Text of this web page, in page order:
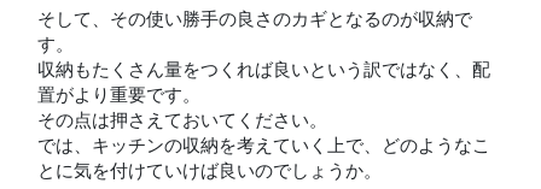
そして、その使い勝手の良さのカギとなるのが収納で
す。
収納もたくさん量をつくれば良いという訳ではなく、配
置がより重要です。
その点は押さえておいてください。
では、キッチンの収納を考えていく上で、どのようなこ
とに気を付けていけば良いのでしょうか。